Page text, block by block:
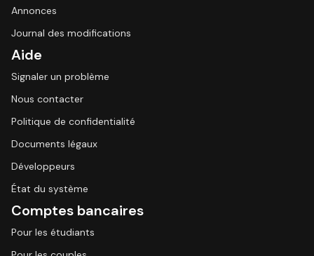
Annonces
Journal des modifications
Aide
Signaler un problème
Nous contacter
Politique de confidentialité
Documents légaux
Développeurs
État du système
Comptes bancaires
Pour les étudiants